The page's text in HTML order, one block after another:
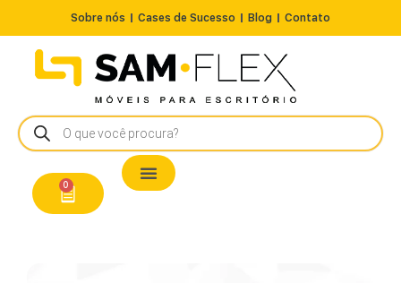
Sobre nós Cases de Sucesso Blog Contato
0